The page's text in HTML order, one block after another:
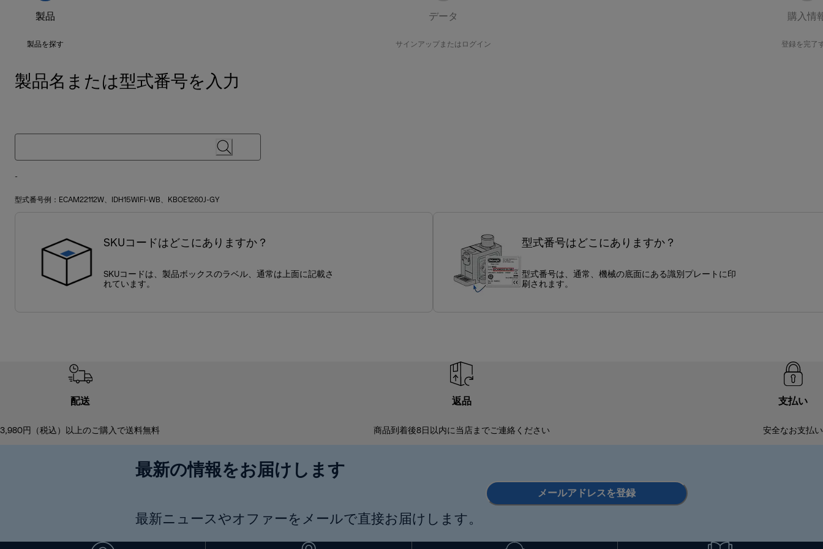
製品
製品を探す
データ
サインアップまたはログイン
購入情
登録を完了
製品名または型式番号を入力
-
型式番号例：ECAM22112W、IDH15WIFI-WB、KBOE1260J-GY
SKUコードはどこにありますか？
SKUコードは、製品ボックスのラベル、通常は上面に記載さ
れています。
型式番号はどこにありますか？
型式番号は、通常、機械の底面にある識別プレートに印
刷されます。
配送
3,980円（税込）以上のご購入で送料無料
返品
商品到着後8日以内に当店までご連絡ください
支払い
安全なお支払い
最新の情報をお届けします
最新ニュースやオファーをメールで直接お届けします。
メールアドレスを登録